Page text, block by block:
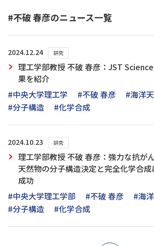
#不破 春彦のニュース一覧
2024.12.24 研究
理工学部教授 不破 春彦：JST
果を紹介
#中央大学理工学
#不破 春彦
#海洋
#分子構造
#化学合成
2024.10.23 研究
理工学部教授 不破 春彦：強力な抗が
天然物の分子構造決定と完全化学合
成功
#中央大学理工学部
#不破 春彦
#海
#分子構造
#化学合成